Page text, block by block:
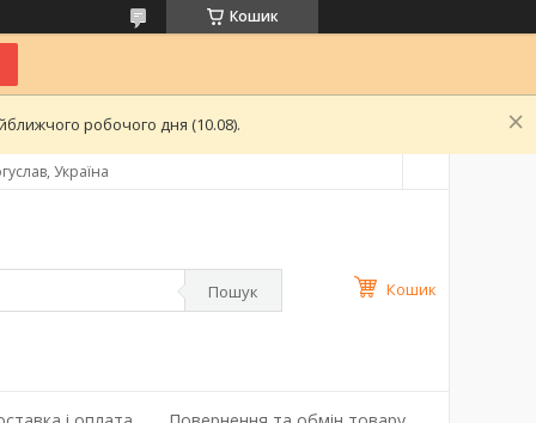
Кошик
робочого дня (10.08).
Україна
Пошук Кошик